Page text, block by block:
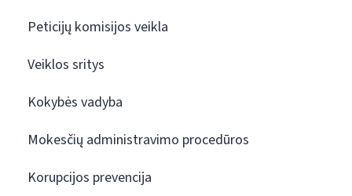
Peticijų komisijos veikla
Veiklos sritys
Kokybės vadyba
Mokesčių administravimo procedūros
Korupcijos prevencija